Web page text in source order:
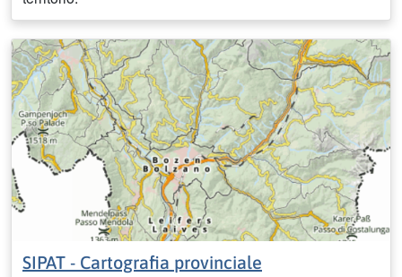
SIPAT - Cartografia provinciale